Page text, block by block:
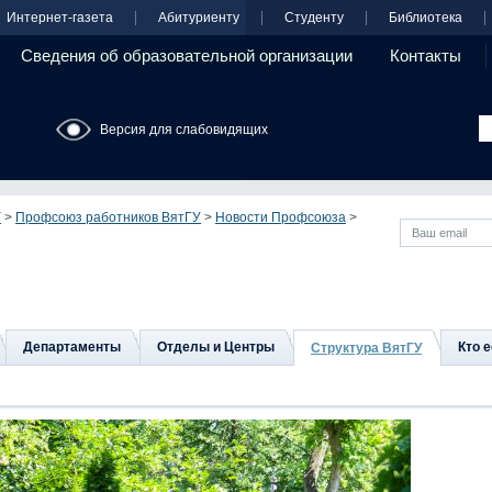
Интернет-газета Абитуриенту Студенту Библиотека
Сведения об образовательной организации Контакты
Версия для слабовидящих
> Профсоюз работников ВятГУ > Новости Профсоюза >
Департаменты Отделы и Центры Структура ВятГУ Кто